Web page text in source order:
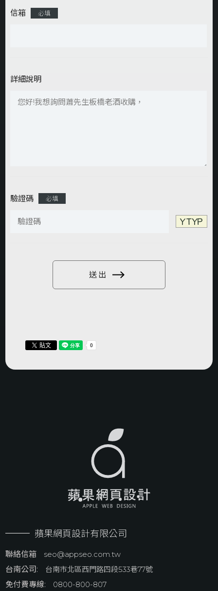
信箱 必填
詳細說明
驗證碼 必填
送出
蘋果網頁設計有限公司
聯絡信箱 seo@appseo.com.tw
免付費專線: 0800-800-807
台南公司: 台南市北區西門路四段533巷77號